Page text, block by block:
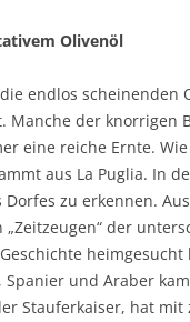
Olivenöl
endlos scheinenden
Manche der knorrigen
eine reiche Ernte.
aus La Puglia. In
zu erkennen.
der
Spanier und Araber
Stauferkaiser, hat